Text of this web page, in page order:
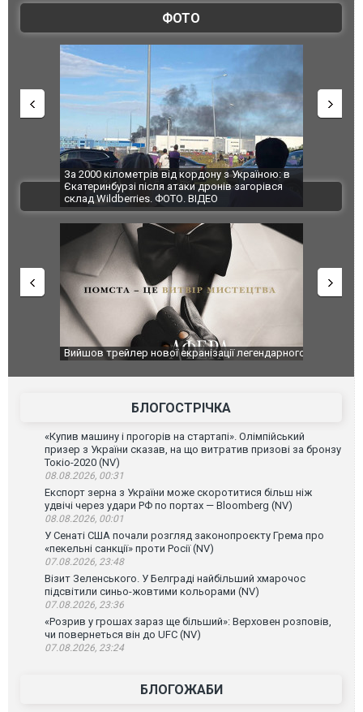
ФОТО
За 2000 кілометрів від кордону з Україною: в
Єкатеринбурзі після атаки дронів загорівся
склад Wildberries. ФОТО. ВІДЕО
"Мої
ВІДЕО
Вийшов трейлер нової екранізації легендарного
фільму "Афера Томаса Крауна"
БЛОГОСТРІЧКА
«Купив машину і прогорів на стартапі». Олімпійський
призер з України сказав, на що витратив призові за бронзу
Токіо-2020 (NV)
08.08.2026, 00:31
Експорт зерна з України може скоротитися більш ніж
удвічі через удари РФ по портах — Bloomberg (NV)
08.08.2026, 00:01
У Сенаті США почали розгляд законопроєкту Грема про
«пекельні санкції» проти Росії (NV)
07.08.2026, 23:48
Візит Зеленського. У Белграді найбільший хмарочос
підсвітили синьо-жовтими кольорами (NV)
07.08.2026, 23:36
«Розрив у грошах зараз ще більший»: Верховен розповів,
чи повернеться він до UFC (NV)
07.08.2026, 23:24
БЛОГОЖАБИ